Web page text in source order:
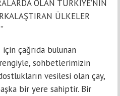
OLAN TÜRKİYE’NİN
ÜLKELER
için çağrıda bulunan
rengiyle, sohbetlerimizin
vesilesi olan çay,
bir yere sahiptir. Bir